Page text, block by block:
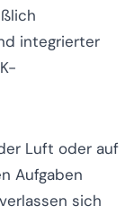
integrierter
Luft oder auf
Aufgaben
sich